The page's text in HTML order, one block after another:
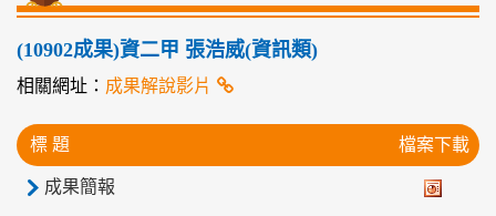
(10902成果)資二甲 張浩威(資訊類)
相關網址： 成果解說影片
標 題 檔案下載
成果簡報